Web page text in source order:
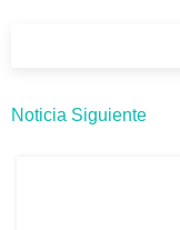
Noticia Siguiente